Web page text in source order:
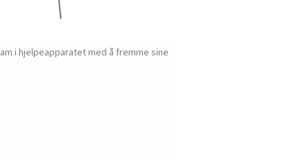
i hjelpeapparatet med å fremme sine